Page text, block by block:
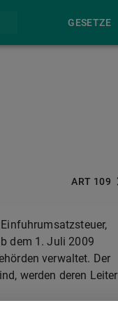
GESETZE
ART 109
dem 1. Juli 2009
verwaltet. Der
werden deren Leiter